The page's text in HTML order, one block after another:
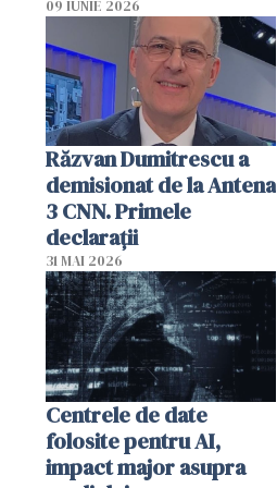
Poliția, sesizată
09 IUNIE 2026
Răzvan Dumitrescu a
demisionat de la Antena
3 CNN. Primele
declarații
31 MAI 2026
Centrele de date
folosite pentru AI,
impact major asupra